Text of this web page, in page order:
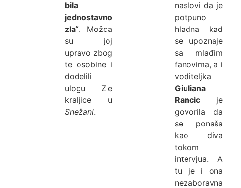
bila
jednostavno
zla“. Možda
su joj
upravo zbog
te osobine i
dodelili
ulogu Zle
kraljice u
Snežani.
naslovi da je
potpuno
hladna kad
se upoznaje
sa mlađim
fanovima, a i
voditeljka
Giuliana
Rancicje
govorila da
se ponaša
kao diva
tokom
intervjua. A
tu je i ona
nezaboravna